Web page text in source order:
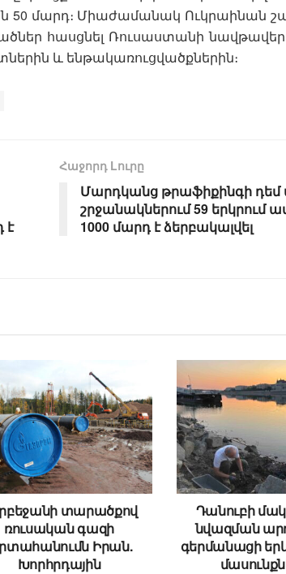
50 մարդ։ Միաժամանակ Ուկրաինան
հասցնել Ռուսաստանի
և ենթակառուցվածքներին։
է
Հաջորդ Lուրը
Մարդկանց թրաֆիքինգի
շրջանակներում 59 երկրում
1000 մարդ է ձերբակալվել
տարածքով
ռուսական գազի
Իրան.
Խորհրդային
Դանուբի
նվազման
գերմանացի